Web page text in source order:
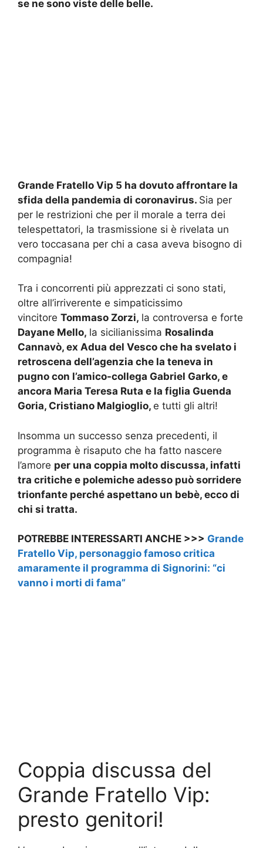
se ne sono viste delle belle.
Grande Fratello Vip 5 ha dovuto affrontare la
sfida della pandemia di coronavirus. Sia per
per le restrizioni che per il morale a terra dei
telespettatori, la trasmissione si è rivelata un
vero toccasana per chi a casa aveva bisogno di
compagnia!
Tra i concorrenti più apprezzati ci sono stati,
oltre all’irriverente e simpaticissimo
vincitore Tommaso Zorzi, la controversa e forte
Dayane Mello, la sicilianissima Rosalinda
Cannavò, ex Adua del Vesco che ha svelato i
retroscena dell’agenzia che la teneva in
pugno con l’amico-collega Gabriel Garko, e
ancora Maria Teresa Ruta e la figlia Guenda
Goria, Cristiano Malgioglio, e tutti gli altri!
Insomma un successo senza precedenti, il
programma è risaputo che ha fatto nascere
l’amore per una coppia molto discussa, infatti
tra critiche e polemiche adesso può sorridere
trionfante perché aspettano un bebè, ecco di
chi si tratta.
POTREBBE INTERESSARTI ANCHE >>> Grande
Fratello Vip, personaggio famoso critica
amaramente il programma di Signorini: “ci
vanno i morti di fama”
Coppia discussa del
Grande Fratello Vip:
presto genitori!